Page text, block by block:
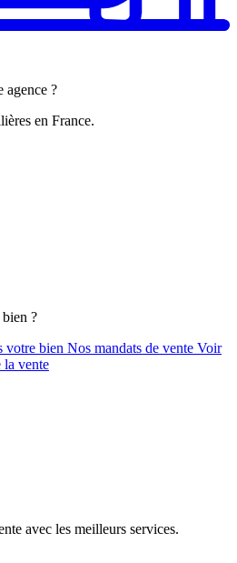
agence ?
en France.
?
votre bien Nos mandats de vente Voir
la vente
avec les meilleurs services.